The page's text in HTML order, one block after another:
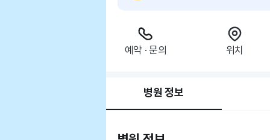
예약 · 문의 위치
병원 정보